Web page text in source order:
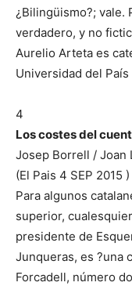
¿Bilingüismo?; vale.
verdadero, y no
Aurelio Arteta es
Universidad del País
4
Los costes del
Josep Borrell / Joan
(El Pais 4 SEP 2015 )
Para algunos
superior,
presidente de
Junqueras, es ?una
Forcadell, número